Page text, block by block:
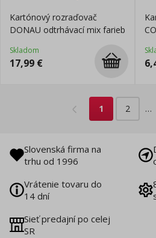
Kartónový rozraďovač
DONAU odtrhávací mix farieb
Skladom
17,99 €
1 2 …
Slovenská firma na
trhu od 1996
Vrátenie tovaru do
14 dní
Sieť predajní po celej
SR